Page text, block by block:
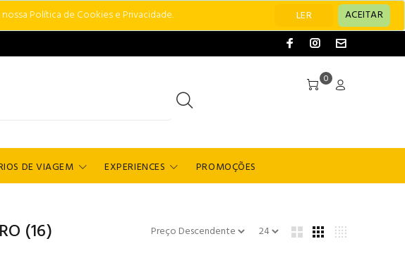
Política de Cookies e Privacidade. LER
ACEITAR
0
DE VIAGEM EXPERIENCES PROMOÇÕES
(16)